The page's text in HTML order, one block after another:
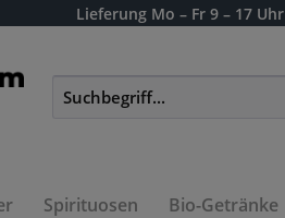
Lieferung Mo – Fr 9 – 17 Uhr
Spirituosen Bio-Getränke